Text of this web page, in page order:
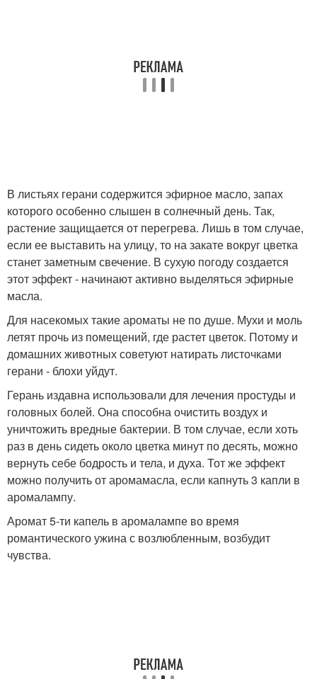
В листьях герани содержится эфирное масло, запах
которого особенно слышен в солнечный день. Так,
растение защищается от перегрева. Лишь в том случае,
если ее выставить на улицу, то на закате вокруг цветка
станет заметным свечение. В сухую погоду создается
этот эффект - начинают активно выделяться эфирные
масла.
Для насекомых такие ароматы не по душе. Мухи и моль
летят прочь из помещений, где растет цветок. Потому и
домашних животных советуют натирать листочками
герани - блохи уйдут.
Герань издавна использовали для лечения простуды и
головных болей. Она способна очистить воздух и
уничтожить вредные бактерии. В том случае, если хоть
раз в день сидеть около цветка минут по десять, можно
вернуть себе бодрость и тела, и духа. Тот же эффект
можно получить от аромамасла, если капнуть 3 капли в
аромалампу.
Аромат 5-ти капель в аромалампе во время
романтического ужина с возлюбленным, возбудит
чувства.